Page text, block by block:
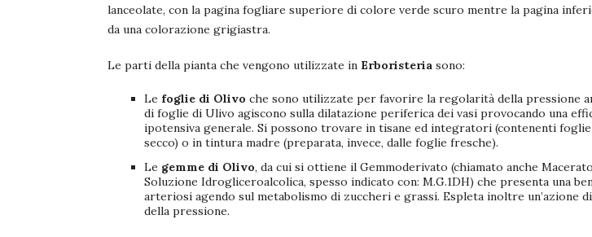
lanceolate, con la pagina fogliare superiore di colore verde scuro mentre la pagina
da una colorazione grigiastra.
Le parti della pianta che vengono utilizzate in Erboristeria sono:
Le foglie di Olivo che sono utilizzate per favorire la regolarità della pressione
di foglie di Ulivo agiscono sulla dilatazione periferica dei vasi provocando una
ipotensiva generale. Si possono trovare in tisane ed integratori (contenenti
secco) o in tintura madre (preparata, invece, dalle foglie fresche).
Le gemme di Olivo, da cui si ottiene il Gemmoderivato (chiamato anche
Soluzione Idrogliceroalcolica, spesso indicato con: M.G.1DH) che presenta una
arteriosi agendo sul metabolismo di zuccheri e grassi. Espleta inoltre un’azione
della pressione.